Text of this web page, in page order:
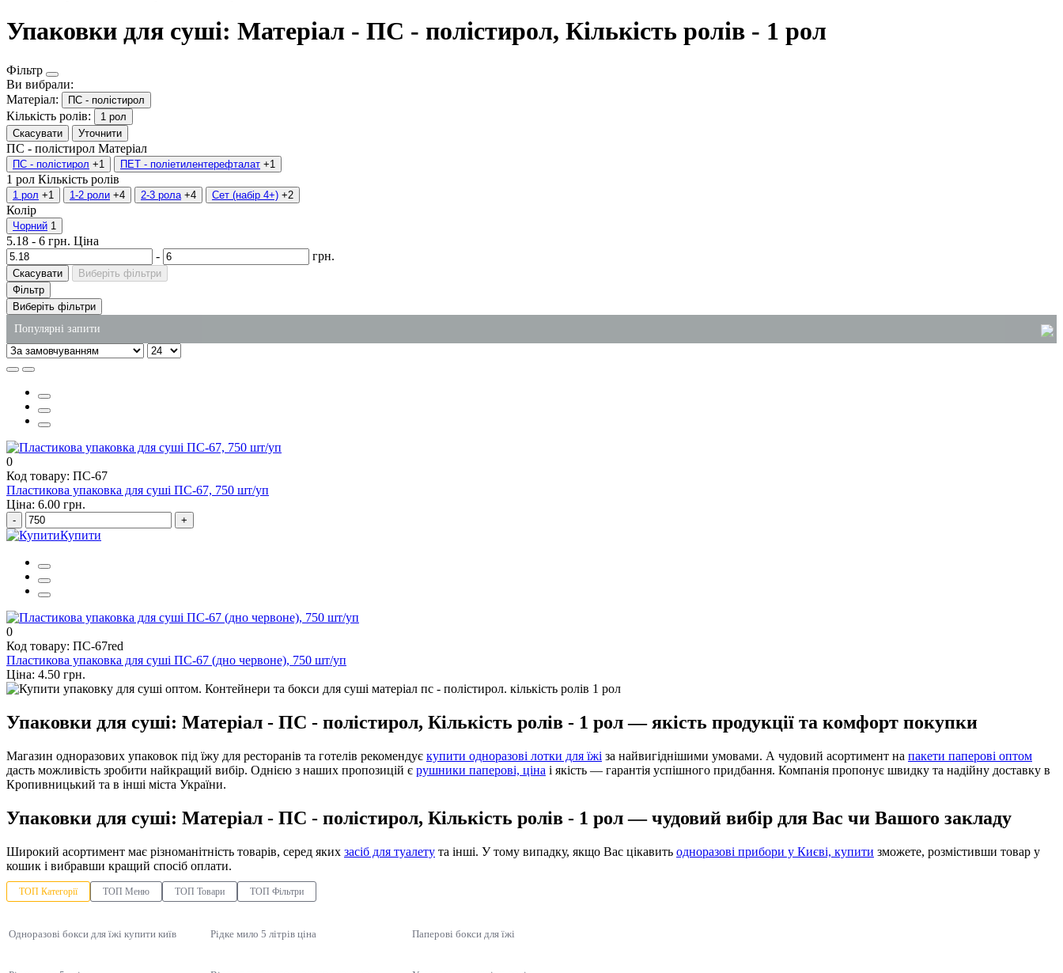
Упаковки для суші: Матеріал - ПС - полістирол, Кількість ролів - 1 рол
Фільтр
Ви вибрали:
Матеріал:
ПС - полістирол
Кількість ролів:
1 рол
Скасувати
Уточнити
ПС - полістирол Матеріал
ПС - полістирол +1 ПЕТ - поліетилентерефталат +1
1 рол Кількість ролів
1 рол +1 1-2 роли +4 2-3 рола +4 Сет (набір 4+) +2
Колір
Чорний 1
5.18 - 6 грн. Ціна
-
грн.
Скасувати
Виберіть фільтри
Фільтр
Виберіть фільтри
Популярні запити
купити паперові пакети оптом
упаковка для супу
одноразові столові прибори
одноразовий пластиковий стакан
0
Код товару: ПС-67
Пластикова упаковка для суші ПС-67, 750 шт/уп
Ціна: 6.00 грн.
- +
Купити
0
Код товару: ПС-67red
Пластикова упаковка для суші ПС-67 (дно червоне), 750 шт/уп
Ціна: 4.50 грн.
Упаковки для суші: Матеріал - ПС - полістирол, Кількість ролів - 1 рол — якість продукції та комфорт покупки
Магазин одноразових упаковок під їжу для ресторанів та готелів рекомендує купити одноразові лотки для їжі за найвигіднішими умовами. А чудовий асортимент на пакети паперові оптом
дасть можливість зробити найкращий вибір. Однією з наших пропозицій є рушники паперові, ціна і якість — гарантія успішного придбання. Компанія пропонує швидку та надійну доставку в
Кропивницький та в інші міста України.
Упаковки для суші: Матеріал - ПС - полістирол, Кількість ролів - 1 рол — чудовий вибір для Вас чи Вашого закладу
Широкий асортимент має різноманітність товарів, серед яких засіб для туалету та інші. У тому випадку, якщо Вас цікавить одноразові прибори у Києві, купити зможете, розмістивши товар у
кошик і вибравши кращий спосіб оплати.
ТОП Категорії ТОП Меню ТОП Товари ТОП Фільтри
Одноразові бокси для їжі купити київ Рідке мило 5 літрів ціна Паперові бокси для їжі